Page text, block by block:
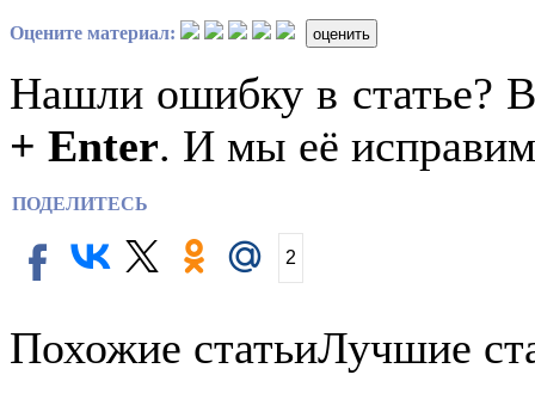
Оцените материал: оценить
Нашли ошибку в статье?
+ Enter. И мы её
ПОДЕЛИТЕСЬ
2
Похожие статьиЛучшие